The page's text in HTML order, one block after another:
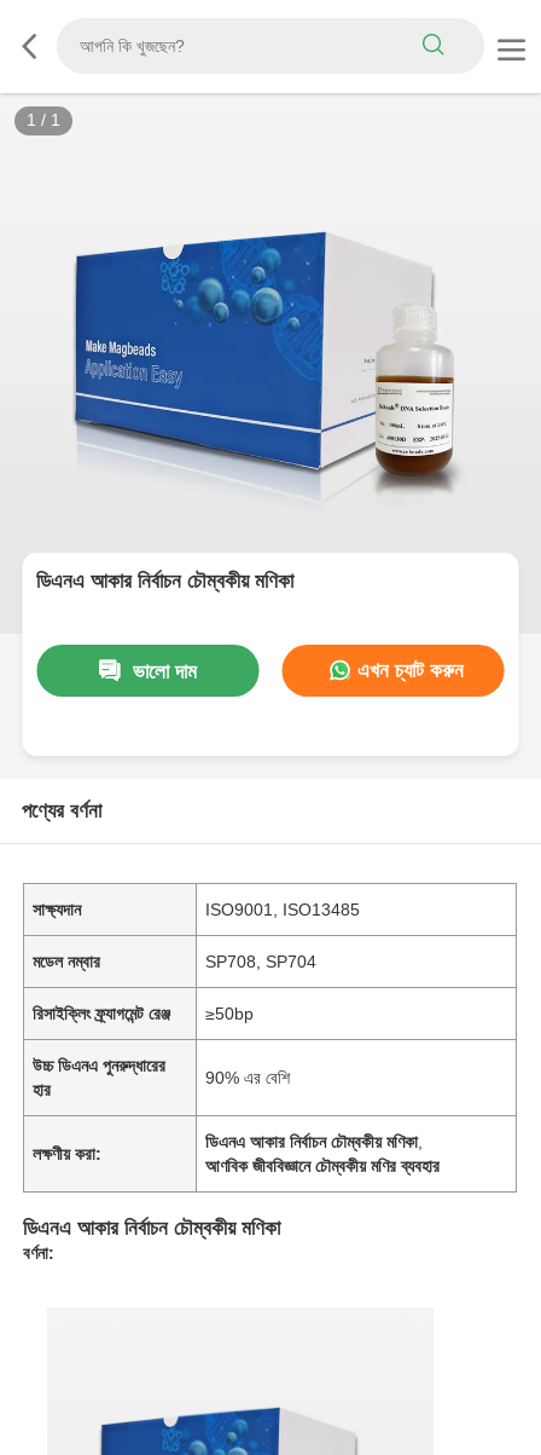
1 / 1
ডিএনএ আকার নির্বাচন চৌম্বকীয় মণিকা
ভালো দাম এখন চ্যাট করুন
পণ্যের বর্ণনা
সাক্ষ্যদান ISO9001, ISO13485
মডেল নম্বার SP708, SP704
রিসাইক্লিং ফ্র্যাগমেন্ট রেঞ্জ ≥50bp
উচ্চ ডিএনএ পুনরুদ্ধারের
হার
90% এর বেশি
লক্ষণীয় করা:
ডিএনএ আকার নির্বাচন চৌম্বকীয় মণিকা,
আণবিক জীববিজ্ঞানে চৌম্বকীয় মণির ব্যবহার
ডিএনএ আকার নির্বাচন চৌম্বকীয় মণিকা
বর্ণনা: